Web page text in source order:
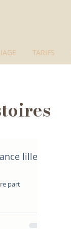
TARIFS
lille
part